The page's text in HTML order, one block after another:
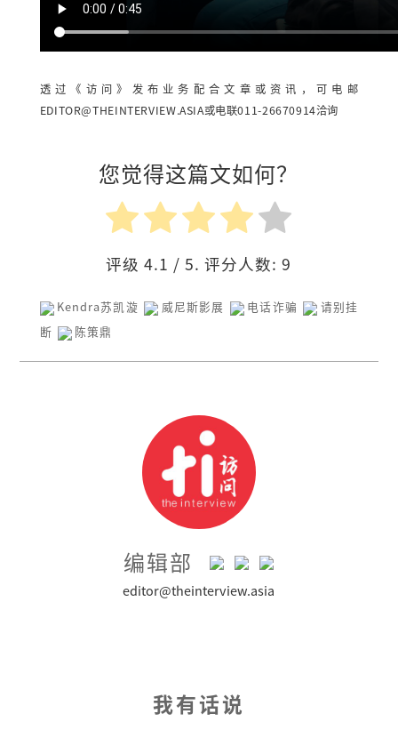
透过《访问》发布业务配合文章或资讯，可电邮
EDITOR@THEINTERVIEW.ASIA或电联011-26670914洽询
您觉得这篇文如何？
评级4.1 / 5. 评分人数:9
Kendra苏凯漩 威尼斯影展 电话诈骗
请别挂
断
陈策鼎
编辑部
editor@theinterview.asia
我有话说